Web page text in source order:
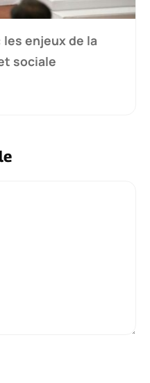
enjeux de la
sociale